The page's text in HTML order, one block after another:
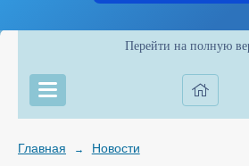
Перейти на полную
Главная → Новости